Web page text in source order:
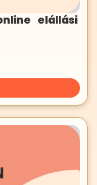
elállási